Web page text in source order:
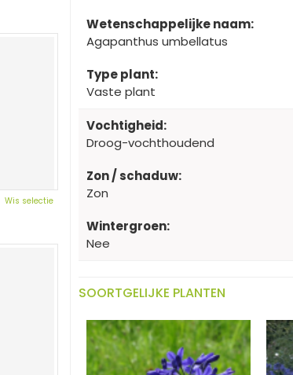
Wetenschappelijke naam:
Agapanthus umbellatus
Type plant:
Vaste plant
Vochtigheid:
Droog-vochthoudend
Zon / schaduw:
Zon
Wintergroen:
Nee
SOORTGELIJKE PLANTEN
Wis selectie